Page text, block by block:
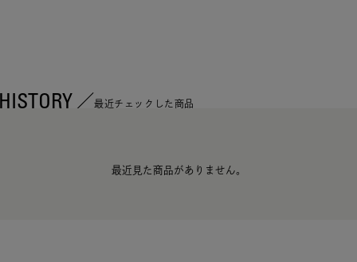
最近チェックした商品
最近見た商品がありません。